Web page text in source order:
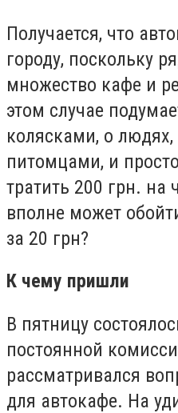
Получается, что
городу, поскольку
множество кафе и
этом случае
колясками, о
питомцами, и
тратить 200 грн. на
вполне может
за 20 грн?
К чему пришли
В пятницу
постоянной
рассматривался
для автокафе. На